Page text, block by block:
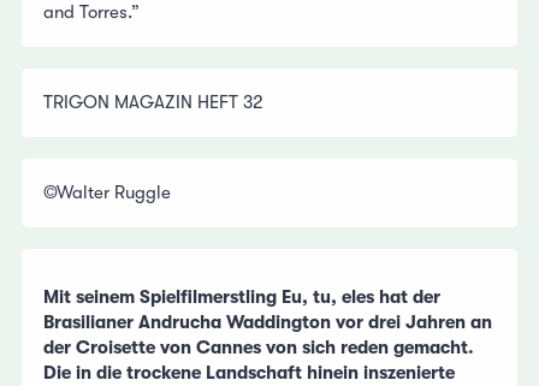
and Torres.”
TRIGON MAGAZIN HEFT 32
©Walter Ruggle
Mit seinem Spielfilmerstling Eu, tu, eles hat der
Brasilianer Andrucha Waddington vor drei Jahren an
der Croisette von Cannes von sich reden gemacht.
Die in die trockene Landschaft hinein inszenierte